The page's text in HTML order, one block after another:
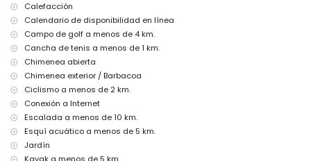
discoteca, bar y paseo marítimo (Paseo Ecológico) (a menos de 5
kilómetros de la casa)
parque de atracciones (Fun Park (Calpe / Moraira)) (a menos de 10
kilómetros de la casa)
parque temático (Terra Mitica), zoológico (Terra Natura) y parque
acuático (Aqualandia) (a menos de 10 kilómetros de la casa)
Lugares de interés y cultura en Benissa, Costa Blanca
castillo (Moraira) (a menos de 5 kilómetros del alojamiento)
monumento (Catedral Benissa) (a menos de 10 kilómetros del
alojamiento)
Deportes
Calefacción
Calendario de disponibilidad en línea
Campo de golf a menos de 4 km.
Cancha de tenis a menos de 1 km.
Chimenea abierta
Chimenea exterior / Barbacoa
Ciclismo a menos de 2 km.
Conexión a Internet
Escalada a menos de 10 km.
Esquí acuático a menos de 5 km.
Jardín